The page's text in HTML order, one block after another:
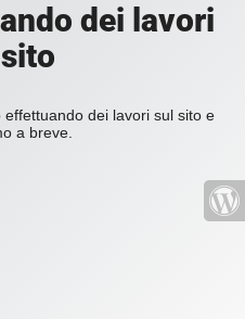
dei lavori
dei lavori sul sito e
a breve.